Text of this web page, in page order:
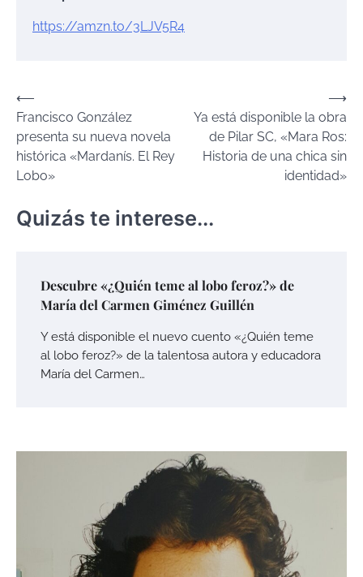
https://amzn.to/3LJV5R4
Navegación
de
entradas
⟵
Francisco González
presenta su nueva novela
histórica «Mardanís. El Rey
Lobo»
Ya está disponible la obra
de Pilar SC, «Mara Ros:
Historia de una chica sin
identidad»
⟶
Quizás te interese...
Descubre «¿Quién teme al lobo feroz?» de
María del Carmen Giménez Guillén
Y está disponible el nuevo cuento «¿Quién teme
al lobo feroz?» de la talentosa autora y educadora
María del Carmen…